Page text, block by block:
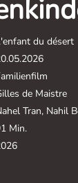
du désert
de Maistre
Tran, Nahil
Min.